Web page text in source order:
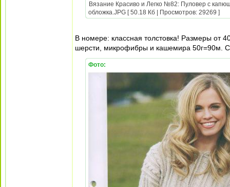
Вязание Красиво и Легко №82: Пуловер с
обложка.JPG [ 50.18 Кб | Просмотров: 29269 ]
В номере: классная толстовка! Размеры от
шерсти, микрофибры и кашемира
Фото: